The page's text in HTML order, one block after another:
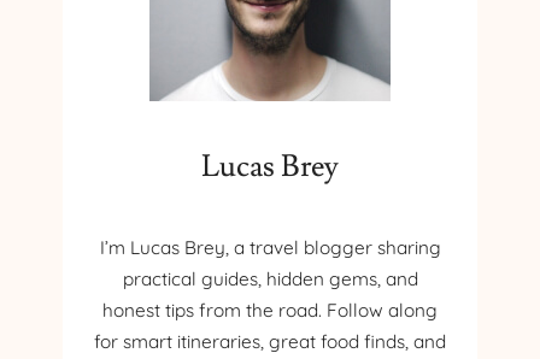
Lucas Brey
I’m Lucas Brey, a travel blogger sharing
practical guides, hidden gems, and
honest tips from the road. Follow along
for smart itineraries, great food finds, and